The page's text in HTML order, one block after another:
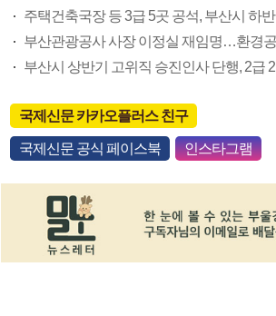
주택건축국장 등 3급 5곳 공석, 부산시 하
부산관광공사 사장 이정실 재임명…환경
국제신문 카카오플러스 친구
국제신문 공식 페이스북 인스타그램